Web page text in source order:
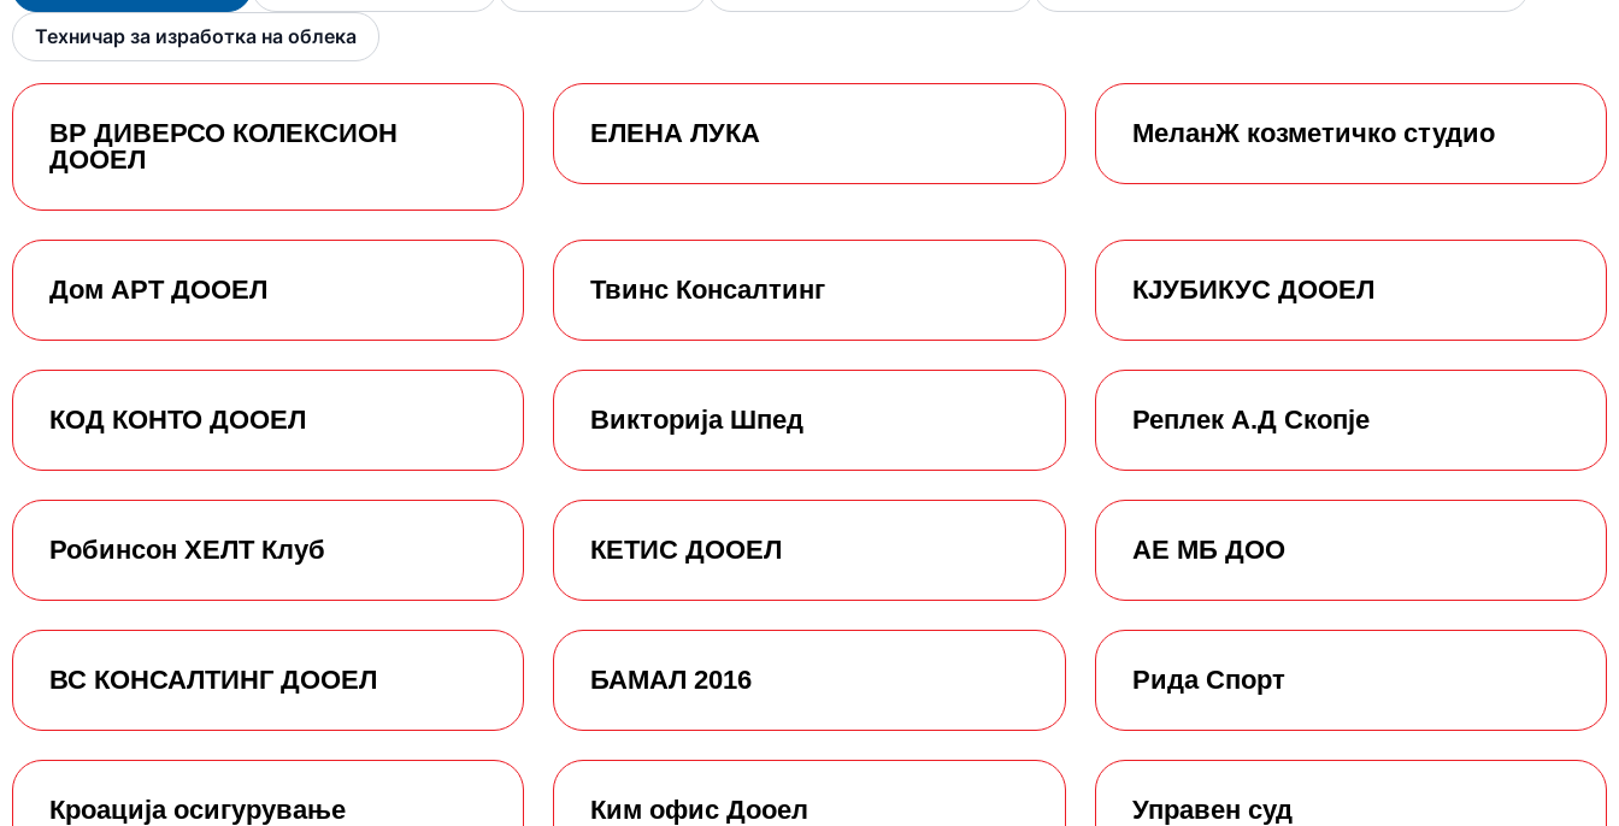
Техничар за изработка на облека
ВР ДИВЕРСО КОЛЕКСИОН
ДООЕЛ
ЕЛЕНА ЛУКА МеланЖ козметичко студио
Дом АРТ ДООЕЛ Твинс Консалтинг КЈУБИКУС ДООЕЛ
КОД КОНТО ДООЕЛ Викторија Шпед Реплек А.Д Скопје
Робинсон ХЕЛТ Клуб КЕТИС ДООЕЛ АЕ МБ ДОО
ВС КОНСАЛТИНГ ДООЕЛ БАМАЛ 2016 Рида Спорт
Кроација осигурување Ким офис Дооел Управен суд